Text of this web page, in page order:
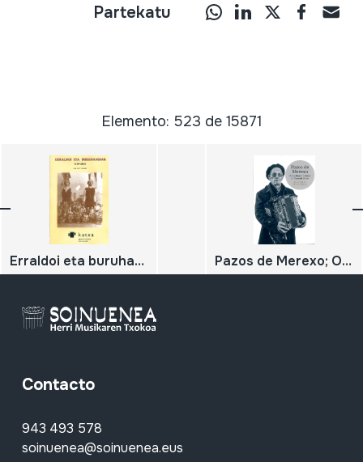
Partekatu
Elemento: 523 de 15871
Erraldoi eta buruhandiak 1919-2004 Pazos de Merexo; O acordeón diatónico da Costa da Morte;
Contacto
943 493 578
soinuenea@soinuenea.eus